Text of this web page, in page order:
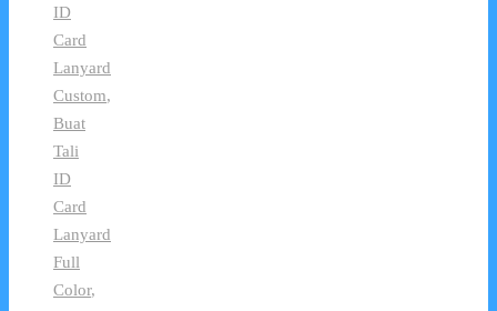
ID
Card
Lanyard
Custom,
Buat
Tali
ID
Card
Lanyard
Full
Color,